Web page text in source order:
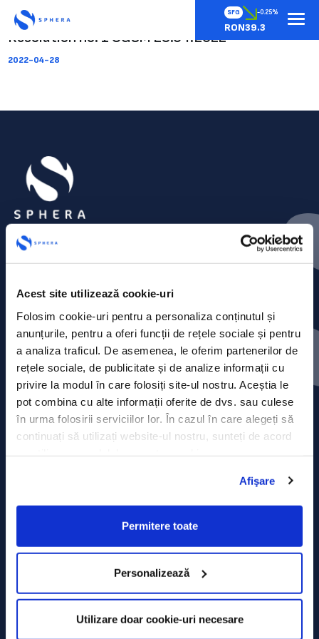
Acest site utilizează cookie-uri
Folosim cookie-uri pentru a personaliza conținutul și
anunțurile, pentru a oferi funcții de rețele sociale și pentru
a analiza traficul. De asemenea, le oferim partenerilor de
rețele sociale, de publicitate și de analize informații cu
privire la modul în care folosiți site-ul nostru. Aceștia le
pot combina cu alte informații oferite de dvs. sau culese
în urma folosirii serviciilor lor. În cazul în care alegeți să
continuați să utilizați website-ul nostru, sunteți de acord
Afişare
Permitere toate
Personalizează
Utilizare doar cookie-uri necesare
SFG -0.25%
RON39.3
Resolution no. 1 OGSM 28.04.2022
2022-04-28
Press releases
Privacy Policy
Contact
Data Processing policy
Cookie policy